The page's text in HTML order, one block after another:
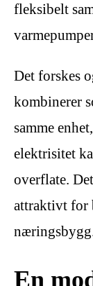
fleksibelt
Det forskes
kombinerer
samme
elektrisitet
overflate.
attraktivt for
En